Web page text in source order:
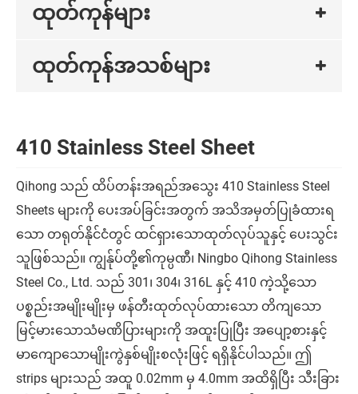
ထုတ်ကုန်များ
ထုတ်ကုန်အသစ်များ
410 Stainless Steel Sheet
Qihong သည် ထိပ်တန်းအရည်အသွေး 410 Stainless Steel
Sheets များကို ပေးအပ်ခြင်းအတွက် အသိအမှတ်ပြုခံထားရ
သော တရုတ်နိုင်ငံတွင် ထင်ရှားသောထုတ်လုပ်သူနှင့် ပေးသွင်း
သူဖြစ်သည်။ ကျွန်ုပ်တို့၏ကုမ္ပဏီ၊ Ningbo Qihong Stainless
Steel Co., Ltd. သည် 301၊ 304၊ 316L နှင့် 410 ကဲ့သို့သော
ပစ္စည်းအမျိုးမျိုးမှ ဖန်တီးထုတ်လုပ်ထားသော တိကျသော
မြင့်မားသောသံမဏိပြားများကို အထူးပြုပြီး အပျော့စားနှင့်
မာကျောသောမျိုးကွဲနှစ်မျိုးစလုံးဖြင့် ရရှိနိုင်ပါသည်။ ဤ
strips များသည် အထူ 0.02mm မှ 4.0mm အထိရှိပြီး သီးခြား